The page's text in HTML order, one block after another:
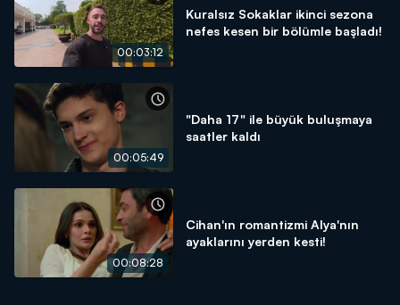
00:03:12
Kuralsız Sokaklar ikinci sezona
nefes kesen bir bölümle başladı!
00:05:49
"Daha 17" ile büyük buluşmaya
saatler kaldı
00:08:28
Cihan'ın romantizmi Alya'nın
ayaklarını yerden kesti!